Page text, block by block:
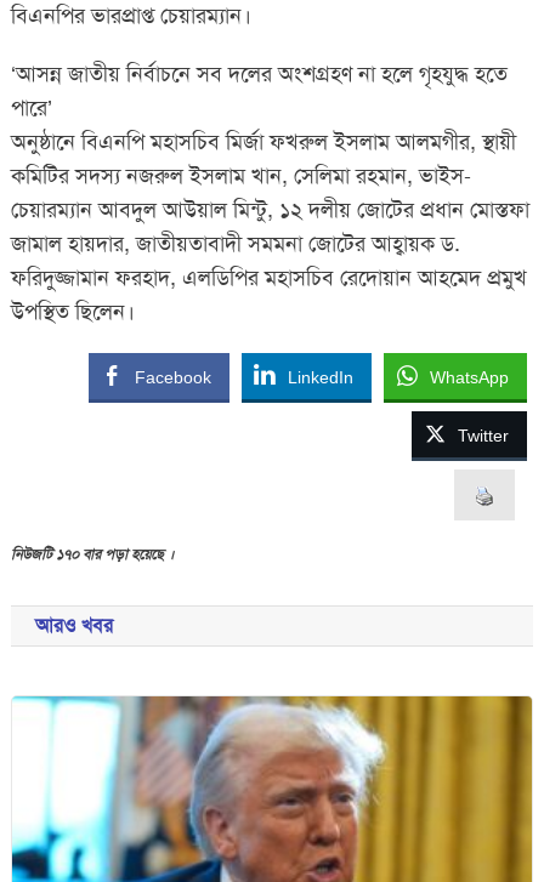
বিএনপির ভারপ্রাপ্ত চেয়ারম্যান।
‘আসন্ন জাতীয় নির্বাচনে সব দলের অংশগ্রহণ না হলে গৃহযুদ্ধ হতে
পারে’
অনুষ্ঠানে বিএনপি মহাসচিব মির্জা ফখরুল ইসলাম আলমগীর, স্থায়ী
কমিটির সদস্য নজরুল ইসলাম খান, সেলিমা রহমান, ভাইস-
চেয়ারম্যান আবদুল আউয়াল মিন্টু, ১২ দলীয় জোটের প্রধান মোস্তফা
জামাল হায়দার, জাতীয়তাবাদী সমমনা জোটের আহ্বায়ক ড.
ফরিদুজ্জামান ফরহাদ, এলডিপির মহাসচিব রেদোয়ান আহমেদ প্রমুখ
উপস্থিত ছিলেন।
Facebook LinkedIn WhatsApp
Twitter
নিউজটি ১৭০ বার পড়া হয়েছে ।
আরও খবর